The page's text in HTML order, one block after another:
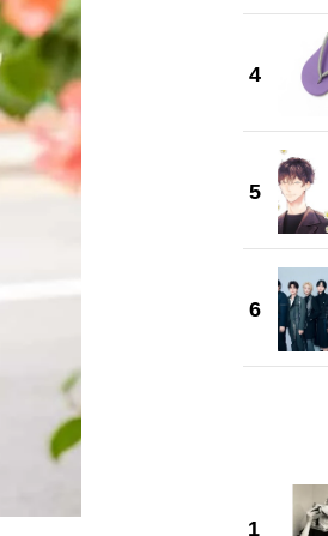
【AEN／エイエン】注目の日韓新
人ボーイズグループが始動！ デビ
ュー目前のフレッシュな面々を独
占インタビュー。7人の魅力に迫
ります♪
2026.07.23
LIFE STYLE
曾祖父のバレエスクールからアメ
リカへ……オールラウンダーを目
指すダンサーは踊ることが好きす
aoen（アオエン）】自身がアーテ